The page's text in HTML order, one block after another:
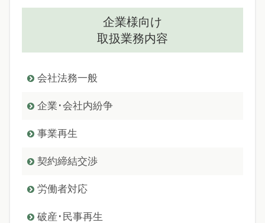
企業様向け
取扱業務内容
会社法務一般
企業･会社内紛争
事業再生
契約締結交渉
労働者対応
破産･民事再生